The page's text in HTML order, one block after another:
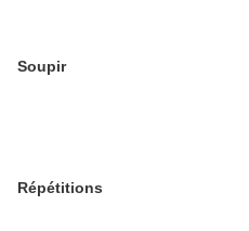
Soupir
Répétitions